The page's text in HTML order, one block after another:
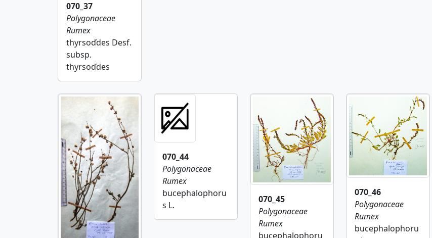
070_37
Polygonaceae
Rumex
thyrsoďdes Desf.
subsp.
thyrsoďdes
070_44
Polygonaceae
Rumex
bucephalophoru
s L.
070_45
Polygonaceae
Rumex
bucephalophoru
070_46
Polygonaceae
Rumex
bucephalophoru